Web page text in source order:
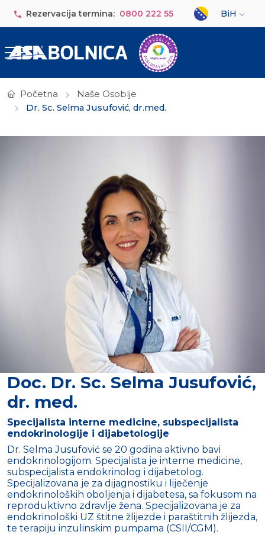
Rezervacija termina: 0800 222 55
Select your
BiH
Početna
Naše Osoblje
Dr. Sc. Selma Jusufović, dr.med.
Doc. Dr. Sc. Selma Jusufović,
dr. med.
Specijalista interne medicine, subspecijalista
endokrinologije i dijabetologije
Dr. Selma Jusufović se 20 godina aktivno bavi
endokrinologijom. Specijalista je interne medicine,
subspecijalista endokrinolog i dijabetolog.
Specijalizovana je za dijagnostiku i liječenje
endokrinoloških oboljenja i dijabetesa, sa fokusom na
reproduktivno zdravlje žena. Specijalizovana je za
endokrinološki UZ štitne žlijezde i paraštitnih žlijezda,
te terapiju inzulinskim pumpama (CSII/CGM).